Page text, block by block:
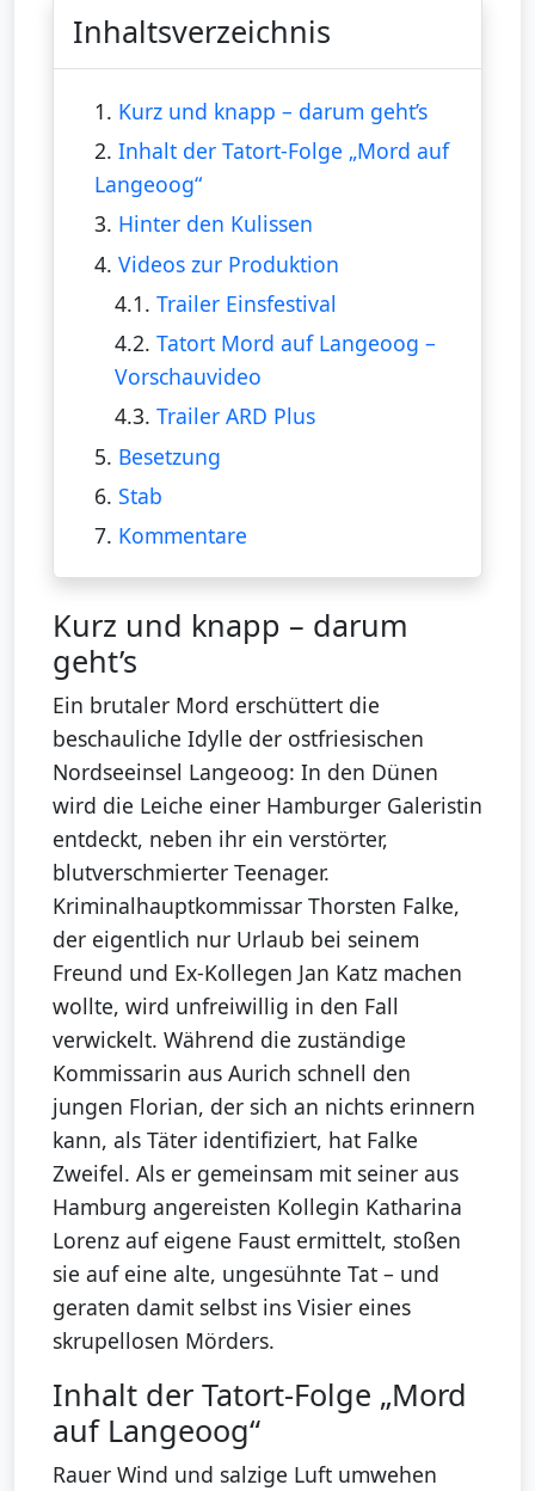
Inhaltsverzeichnis
1. Kurz und knapp – darum geht’s
2. Inhalt der Tatort-Folge „Mord auf
Langeoog“
3. Hinter den Kulissen
4. Videos zur Produktion
4.1.Trailer Einsfestival
4.2.Tatort Mord auf Langeoog –
Vorschauvideo
4.3.Trailer ARD Plus
5. Besetzung
6. Stab
7. Kommentare
Kurz und knapp – darum
geht’s
Ein brutaler Mord erschüttert die
beschauliche Idylle der ostfriesischen
Nordseeinsel Langeoog: In den Dünen
wird die Leiche einer Hamburger Galeristin
entdeckt, neben ihr ein verstörter,
blutverschmierter Teenager.
Kriminalhauptkommissar Thorsten Falke,
der eigentlich nur Urlaub bei seinem
Freund und Ex-Kollegen Jan Katz machen
wollte, wird unfreiwillig in den Fall
verwickelt. Während die zuständige
Kommissarin aus Aurich schnell den
jungen Florian, der sich an nichts erinnern
kann, als Täter identifiziert, hat Falke
Zweifel. Als er gemeinsam mit seiner aus
Hamburg angereisten Kollegin Katharina
Lorenz auf eigene Faust ermittelt, stoßen
sie auf eine alte, ungesühnte Tat – und
geraten damit selbst ins Visier eines
skrupellosen Mörders.
Inhalt der Tatort-Folge „Mord
auf Langeoog“
Rauer Wind und salzige Luft umwehen